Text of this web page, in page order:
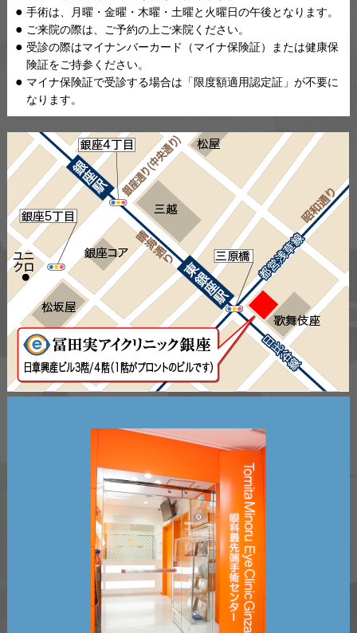
手術は、月曜・金曜・木曜・土曜と火曜日の午後となります。
ご来院の際は、ご予約の上ご来院ください。
受診の際はマイナンバーカード（マイナ保険証）または健康保
険証をご持参ください。
マイナ保険証で受診する場合は「限度額適用認定証」が不要に
なります。